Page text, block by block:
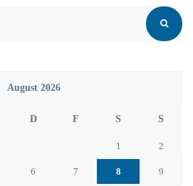
August 2026
D F S S
1 2
6 7 8 9